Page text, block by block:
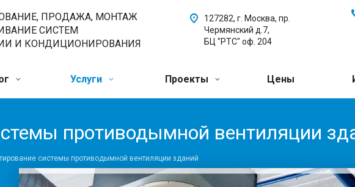
ПРОДАЖА, МОНТАЖ
СИСТЕМ
И КОНДИЦИОНИРОВАНИЯ
127282, г. Москва, пр.
Чермянский д.7,
БЦ "РТС" оф. 204
Услуги Проекты Цены
противодымной вентиляции
системы противодымной вентиляции зданий